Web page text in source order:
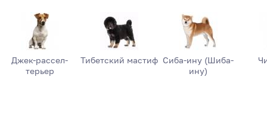
Джек-рассел-
терьер
Тибетский мастиф Сиба-ину (Шиба-
ину)